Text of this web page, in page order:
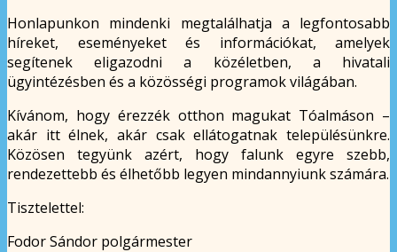
Honlapunkon mindenki megtalálhatja a legfontosabb
híreket, eseményeket és információkat, amelyek
segítenek eligazodni a közéletben, a hivatali
ügyintézésben és a közösségi programok világában.
Kívánom, hogy érezzék otthon magukat Tóalmáson –
akár itt élnek, akár csak ellátogatnak településünkre.
Közösen tegyünk azért, hogy falunk egyre szebb,
rendezettebb és élhetőbb legyen mindannyiunk számára.
Tisztelettel:
Fodor Sándor polgármester